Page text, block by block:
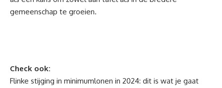
gemeenschap te groeien.
Check ook:
Flinke stijging in minimumlonen in 2024: dit is wat je gaat